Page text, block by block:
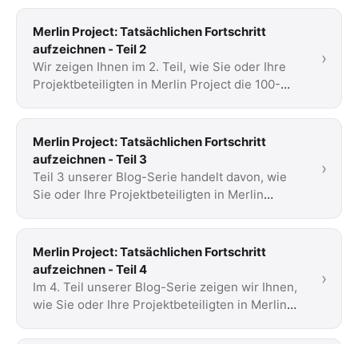
festhalten.
Merlin Project: Tatsächlichen Fortschritt
aufzeichnen - Teil 2
Wir zeigen Ihnen im 2. Teil, wie Sie oder Ihre
Projektbeteiligten in Merlin Project die 100-
Schätzung …
›
Merlin Project: Tatsächlichen Fortschritt
aufzeichnen - Teil 3
Teil 3 unserer Blog-Serie handelt davon, wie
Sie oder Ihre Projektbeteiligten in Merlin
›
Merlin Project: Tatsächlichen Fortschritt
aufzeichnen - Teil 4
Im 4. Teil unserer Blog-Serie zeigen wir Ihnen,
wie Sie oder Ihre Projektbeteiligten in Merlin
›